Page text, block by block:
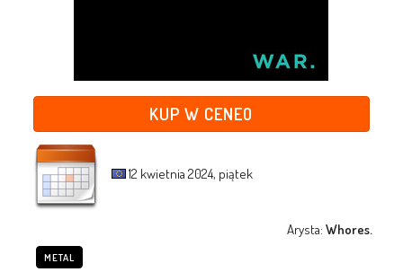
KUP W CENEO
12 kwietnia 2024, piątek
Arysta:Whores.
METAL